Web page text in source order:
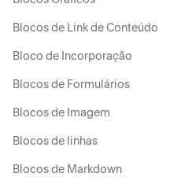
Blocos de Link de Conteúdo
Bloco de Incorporação
Blocos de Formulários
Blocos de Imagem
Blocos de linhas
Blocos de Markdown